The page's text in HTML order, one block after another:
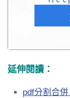
延伸閱讀：
pdf分割合